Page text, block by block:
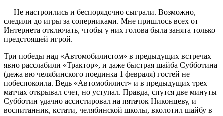
— Не настроились и беспорядочно сыграли. Возможно,
следили до игры за соперниками. Мне пришлось всех от
Интернета отключать, чтобы у них голова была занята только
предстоящей игрой.
Три победы над «Автомобилистом» в предыдущих встречах
явно расслабили «Трактор», и даже быстрая шайба Субботина
(дежа вю челябинского поединка 1 февраля) гостей не
побеспокоила. Ведь «Автомобилист» и в предыдущих трех
матчах открывал счет, но уступал. Правда, спутся две минуты
Субботин удачно ассистировал на пятачок Никонцеву, и
воспитанник, кстати, челябинской школы, вколотил шайбу в